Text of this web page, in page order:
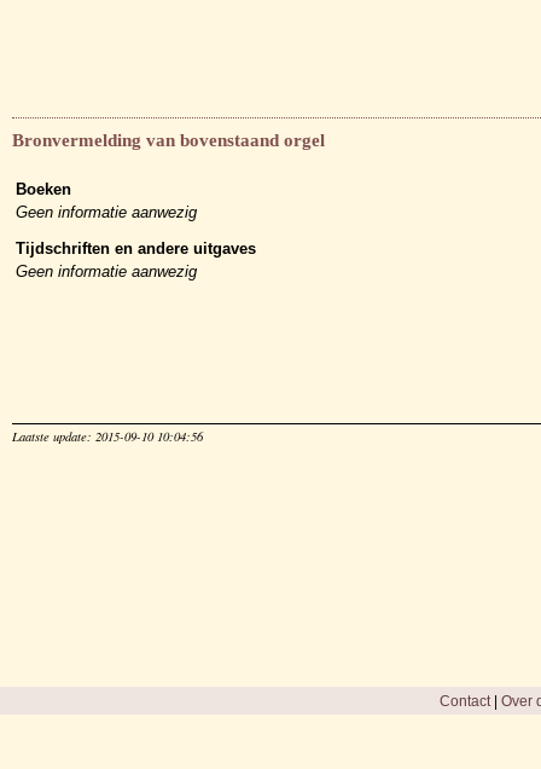
Bronvermelding van bovenstaand orgel
Boeken
Geen informatie aanwezig
Tijdschriften en andere uitgaves
Geen informatie aanwezig
Laatste update: 2015-09-10 10:04:56
Contact| Over